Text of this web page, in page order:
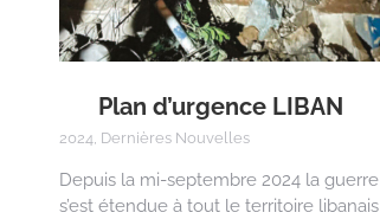
Plan d’urgence LIBAN
2024 Dernières Nouvelles
Depuis la mi-septembre 2024 la guerre
s’est étendue à tout le territoire libanais